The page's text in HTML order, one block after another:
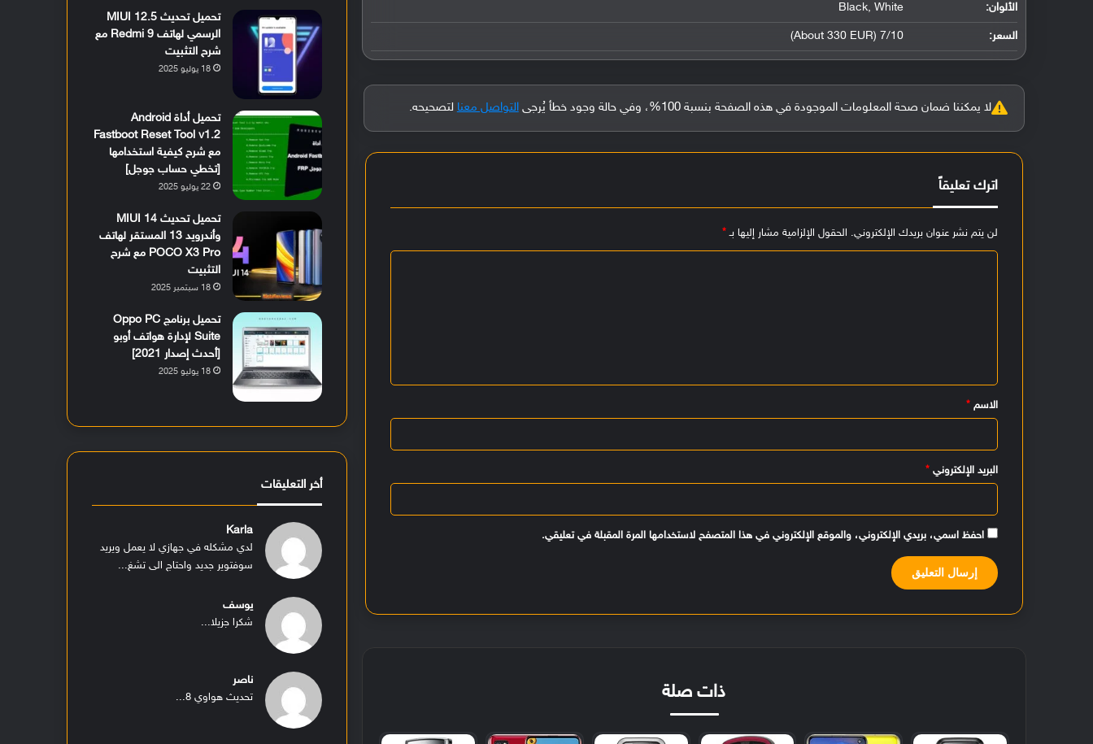
الألوان: Black, White
السعر: 7/10 (About 330 EUR)
لا يمكننا ضمان صحة المعلومات الموجودة في هذه الصفحة بنسبة 100%، وفي حالة وجود خطأ يُرجى التواصل معنا لتصحيحه.
اترك تعليقاً
لن يتم نشر عنوان بريدك الإلكتروني. الحقول الإلزامية مشار إليها بـ*
الاسم*
البريد الإلكتروني*
احفظ اسمي، بريدي الإلكتروني، والموقع الإلكتروني في هذا المتصفح لاستخدامها المرة المقبلة في تعليقي.
ذات صلة
تحميل تحديث MIUI 12.5
الرسمي لهاتف Redmi 9 مع
شرح التثبيت
18 يوليو 2025
تحميل أداة Android
Fastboot Reset Tool v1.2
مع شرح كيفية استخدامها
[تخطي حساب جوجل]
22 يوليو 2025
تحميل تحديث MIUI 14
وأندرويد 13 المستقر لهاتف
POCO X3 Pro مع شرح
التثبيت
18 سبتمبر 2025
تحميل برنامج Oppo PC
Suite لإدارة هواتف أوبو
[أحدث إصدار 2021]
18 يوليو 2025
أخر التعليقات
Karla
لدي مشكله في جهازي لا يعمل ويريد
سوفتوير جديد واحتاج الى تشغ...
يوسف
شكرا جزيلا...
ناصر
تحديث هواوي 8...